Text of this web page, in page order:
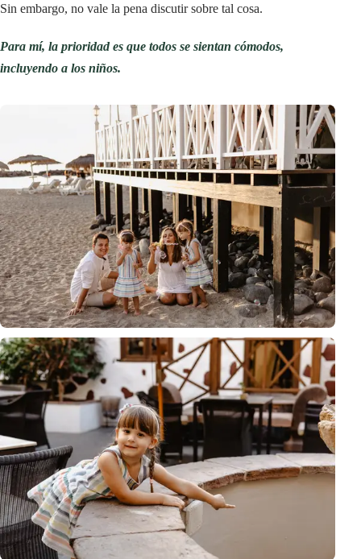
Sin embargo, no vale la pena discutir sobre tal cosa.
Para mí, la prioridad es que todos se sientan cómodos,
incluyendo a los niños.